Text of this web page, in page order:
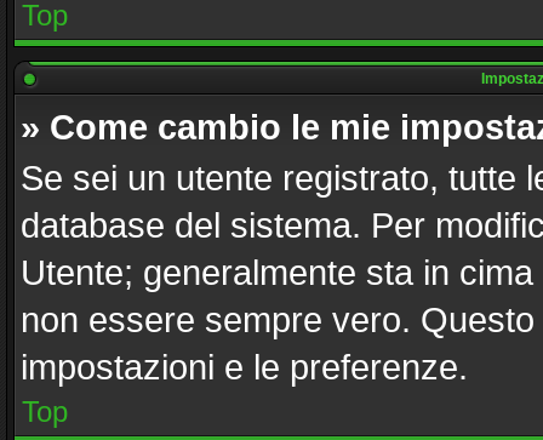
Top
» Come cambio le mie
Se sei un utente registrato, tutte
database del sistema. Per
Utente; generalmente sta in
non essere sempre vero.
impostazioni e le preferenze.
Top